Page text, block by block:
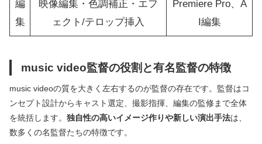
編
集
映像編集・色調補正・エフ
ェクト/テロップ挿入
Premiere Pro、A
I編集
music video監督の役割と有名監督の特徴
music videoの質を大きく左右するのが監督の存在です。監督はコ
ンセプト設計からキャスト選定、撮影指揮、編集の監修まで全体
を統括します。 独自性の高いイメージ作りや新しい演出手法は、
数多くの名監督たちの特徴です。